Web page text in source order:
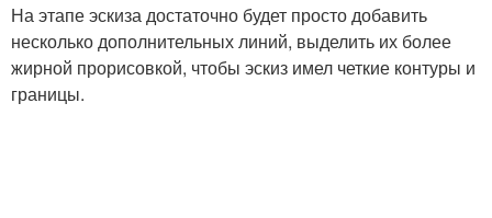
На этапе эскиза достаточно будет просто добавить
несколько дополнительных линий, выделить их более
жирной прорисовкой, чтобы эскиз имел четкие контуры и
границы.